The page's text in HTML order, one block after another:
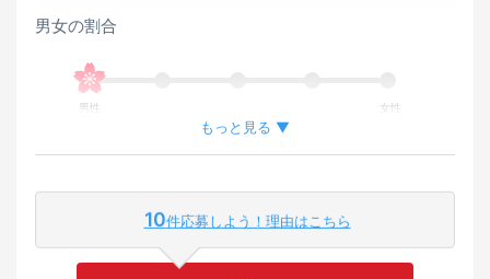
男女の割合
男性 女性
外国人が働いている割合
もっと見る ▼
10件応募しよう！理由はこちら